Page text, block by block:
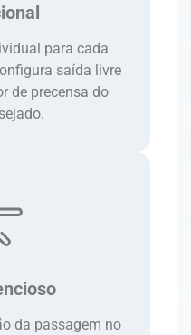
para cada
saída livre
de precensa do
da passagem no